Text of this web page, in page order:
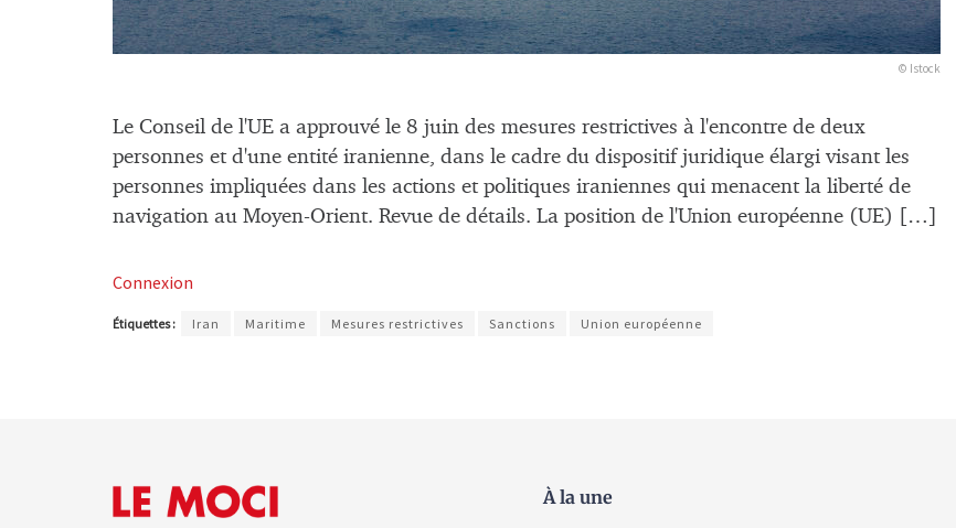
© Istock
Le Conseil de l'UE a approuvé le 8 juin des mesures restrictives à l'encontre de deux
personnes et d'une entité iranienne, dans le cadre du dispositif juridique élargi visant les
personnes impliquées dans les actions et politiques iraniennes qui menacent la liberté de
navigation au Moyen-Orient. Revue de détails. La position de l'Union européenne (UE) […]
Connexion
Étiquettes : Iran Maritime Mesures restrictives Sanctions Union européenne
À la une